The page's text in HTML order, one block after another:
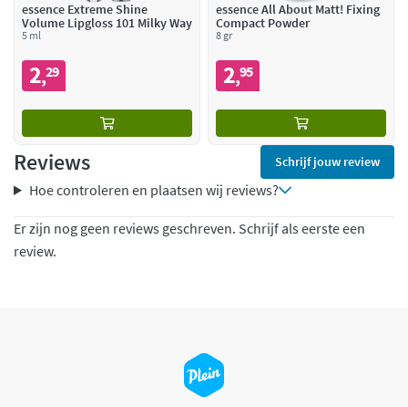
essence Extreme Shine
Volume Lipgloss 101 Milky Way
5 ml
2,29
essence All About Matt! Fixing
Compact Powder
8 gr
2,95
Reviews Schrijf jouw review
Hoe controleren en plaatsen wij reviews?
Er zijn nog geen reviews geschreven. Schrijf als eerste een
review.